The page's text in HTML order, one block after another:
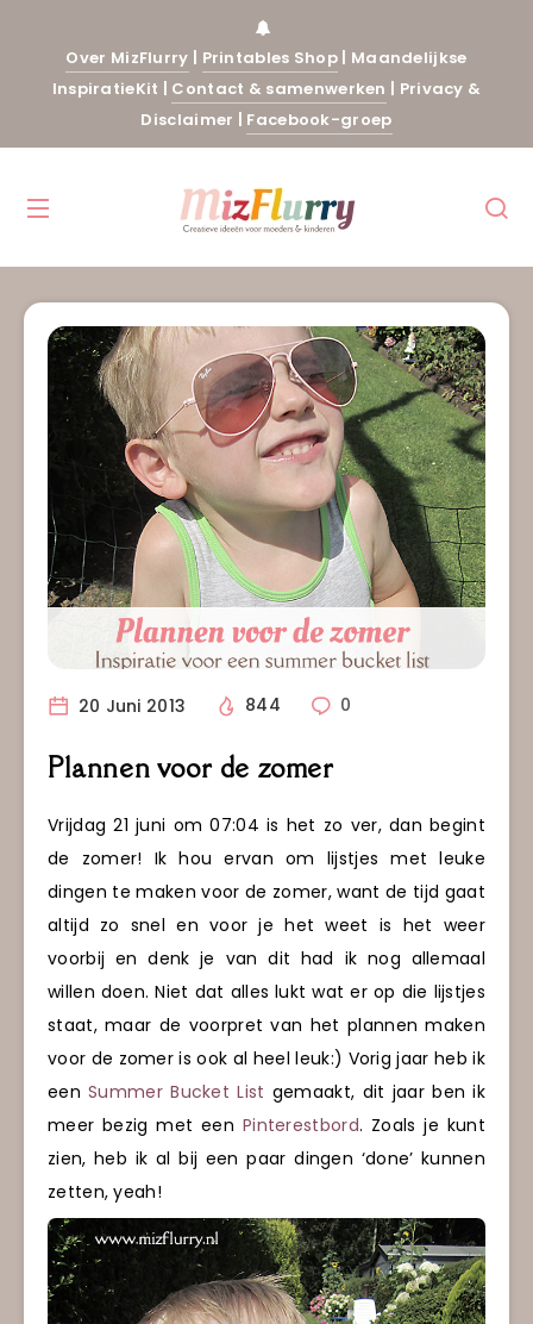
Over MizFlurry | Printables Shop | Maandelijkse
InspiratieKit | Contact & samenwerken | Privacy &
Disclaimer | Facebook-groep
20 Juni 2013 844 0
Plannen voor de zomer
Vrijdag 21 juni om 07:04 is het zo ver, dan begint
de zomer! Ik hou ervan om lijstjes met leuke
dingen te maken voor de zomer, want de tijd gaat
altijd zo snel en voor je het weet is het weer
voorbij en denk je van dit had ik nog allemaal
willen doen. Niet dat alles lukt wat er op die lijstjes
staat, maar de voorpret van het plannen maken
voor de zomer is ook al heel leuk:) Vorig jaar heb ik
eenSummer Bucket List gemaakt, dit jaar ben ik
meer bezig met een Pinterestbord. Zoals je kunt
zien, heb ik al bij een paar dingen ‘done’ kunnen
zetten, yeah!